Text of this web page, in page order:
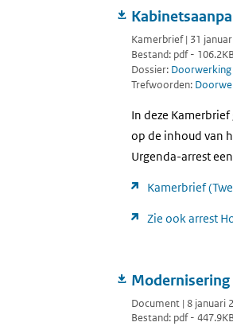
Kamerbrief | 31
Bestand: pdf -
Dossier:
Trefwoorden:
In deze
op de inhoud van
Urgenda-arrest
Kamerbrief
Zie ook arrest
Document | 8 januari
Bestand: pdf -